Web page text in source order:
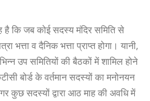
है कि जब कोई सदस्य मंदिर समिति से
भत्ता व दैनिक भत्ता प्राप्त होगा। यानी,
उप समितियों की बैठकों में शामिल होने
बोर्ड के वर्तमान सदस्यों का मनोनयन
कुछ सदस्यों द्वारा आठ माह की अवधि में